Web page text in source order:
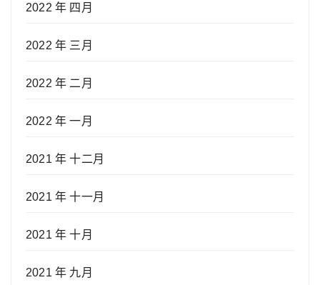
2022 年 四月
2022 年 三月
2022 年 二月
2022 年 一月
2021 年 十二月
2021 年 十一月
2021 年 十月
2021 年 九月